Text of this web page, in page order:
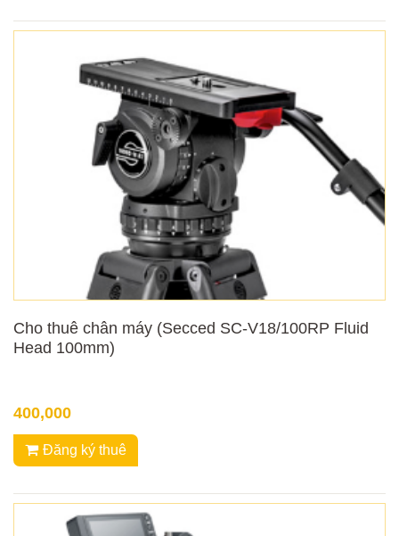
Cho thuê chân máy (Secced SC-V18/100RP Fluid
Head 100mm)
400,000
Đăng ký thuê